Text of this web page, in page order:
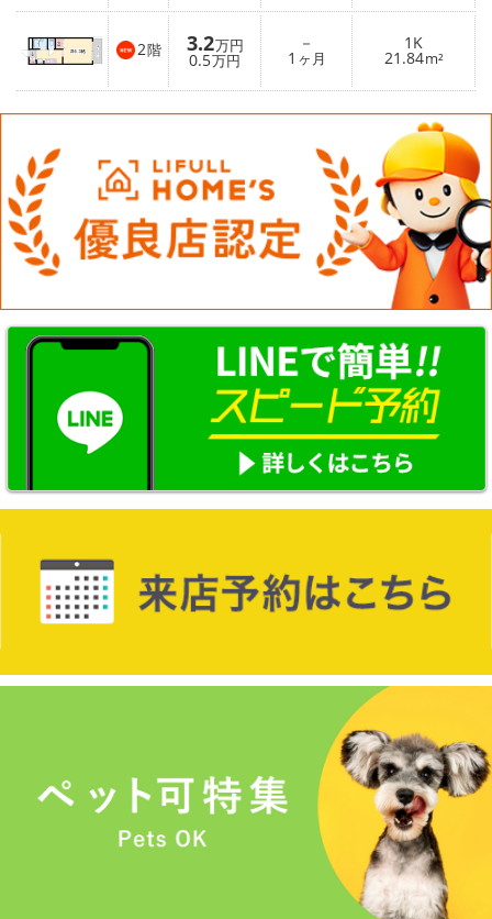
2階 3.2万円
0.5万円
－
1 ヶ月
1K
21.84m²